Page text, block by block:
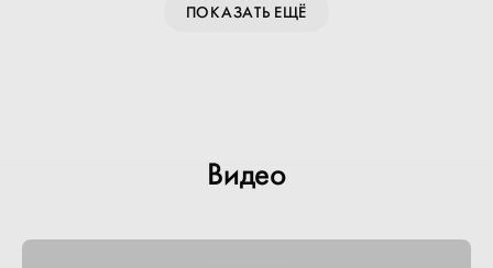
ПОКАЗАТЬ ЕЩЁ
Видео